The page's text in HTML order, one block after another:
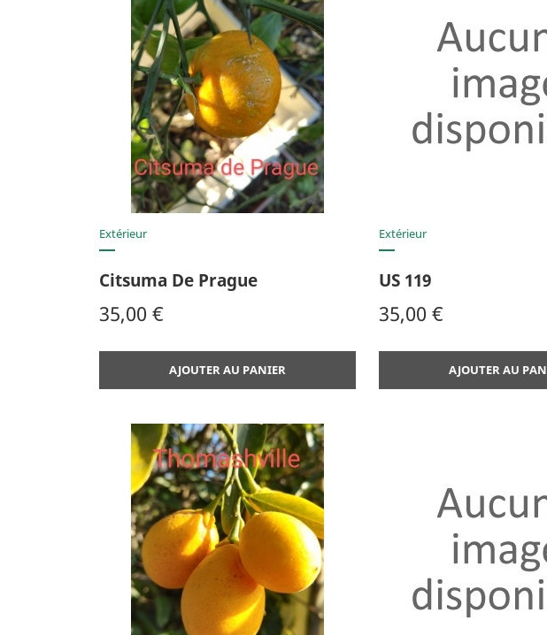
Extérieur
Citsuma De Prague
Prix
35,00 €
AJOUTER AU PANIER
Extérieur
US 119
Prix
35,00 €
AJOUTER AU